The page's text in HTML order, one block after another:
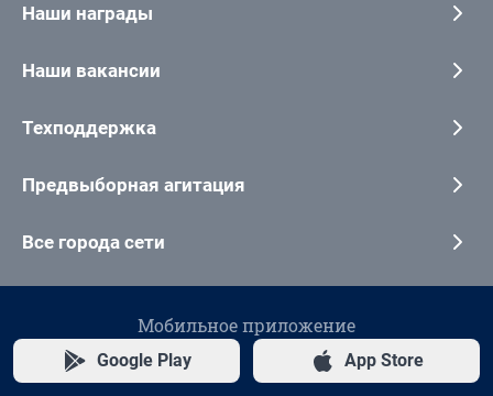
Наши награды
Наши вакансии
Техподдержка
Предвыборная агитация
Все города сети
Мобильное приложение
Google Play App Store